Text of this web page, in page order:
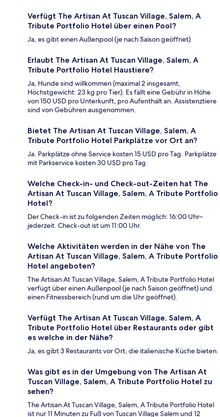
Verfügt The Artisan At Tuscan Village, Salem, A
Tribute Portfolio Hotel über einen Pool?
Ja, es gibt einen Außenpool (je nach Saison geöffnet).
Erlaubt The Artisan At Tuscan Village, Salem, A
Tribute Portfolio Hotel Haustiere?
Ja, Hunde sind willkommen (maximal 2 insgesamt,
Höchstgewicht: 23 kg pro Tier). Es fällt eine Gebühr in Höhe
von 150 USD pro Unterkunft, pro Aufenthalt an. Assistenztiere
sind von Gebühren ausgenommen.
Bietet The Artisan At Tuscan Village, Salem, A
Tribute Portfolio Hotel Parkplätze vor Ort an?
Ja. Parkplätze ohne Service kosten 15 USD pro Tag. Parkplätze
mit Parkservice kosten 30 USD pro Tag.
Welche Check-in- und Check-out-Zeiten hat The
Artisan At Tuscan Village, Salem, A Tribute Portfolio
Hotel?
Der Check-in ist zu folgenden Zeiten möglich: 16:00 Uhr–
jederzeit. Check-out ist um 11:00 Uhr.
Welche Aktivitäten werden in der Nähe von The
Artisan At Tuscan Village, Salem, A Tribute Portfolio
Hotel angeboten?
The Artisan At Tuscan Village, Salem, A Tribute Portfolio Hotel
verfügt über einen Außenpool (je nach Saison geöffnet) und
einen Fitnessbereich (rund um die Uhr geöffnet).
Verfügt The Artisan At Tuscan Village, Salem, A
Tribute Portfolio Hotel über Restaurants oder gibt
es welche in der Nähe?
Ja, es gibt 3 Restaurants vor Ort, die italienische Küche bieten.
Was gibt es in der Umgebung von The Artisan At
Tuscan Village, Salem, A Tribute Portfolio Hotel zu
sehen?
The Artisan At Tuscan Village, Salem, A Tribute Portfolio Hotel
ist nur 11 Minuten zu Fuß von Tuscan Village Salem und 12